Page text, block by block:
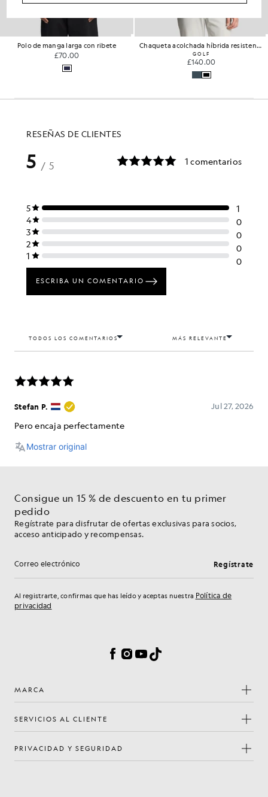
Polo de manga larga con ribete
£70.00
Chaqueta acolchada híbrida resistente al agua
GOLF
£140.00
Consigue un 15 % de descuento en tu primer
pedido
Regístrate para disfrutar de ofertas exclusivas para socios,
acceso anticipado y recompensas.
Dirección de correo electrónico Regístrate
Al registrarte, confirmas que has leído y aceptas nuestra Política de
privacidad
Facebook
Instagram
YouTube
TikTok
MARCA
SERVICIOS AL CLIENTE
PRIVACIDAD Y SEGURIDAD